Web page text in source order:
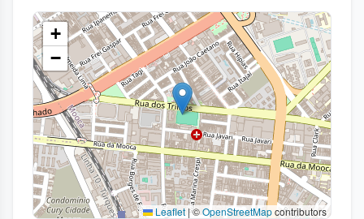
+
−
Leaflet |©OpenStreetMapcontributors